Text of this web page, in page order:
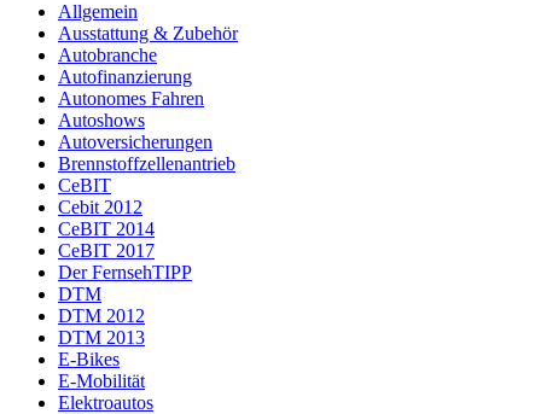
Allgemein
Ausstattung & Zubehör
Autobranche
Autofinanzierung
Autonomes Fahren
Autoshows
Autoversicherungen
Brennstoffzellenantrieb
CeBIT
Cebit 2012
CeBIT 2014
CeBIT 2017
Der FernsehTIPP
DTM
DTM 2012
DTM 2013
E-Bikes
E-Mobilität
Elektroautos